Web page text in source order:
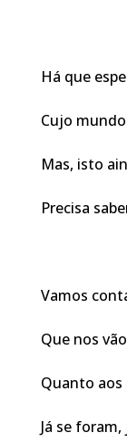
Há que
Cujo
Mas, isto
Precisa
Vamos
Que nos
Quanto
Já se